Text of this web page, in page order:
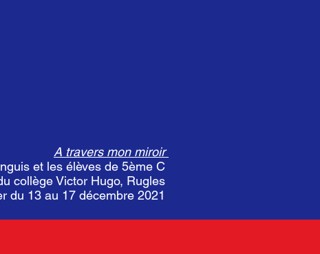
A travers mon miroir
et les élèves de 5ème C
collège Victor Hugo, Rugles
du 13 au 17 décembre 2021